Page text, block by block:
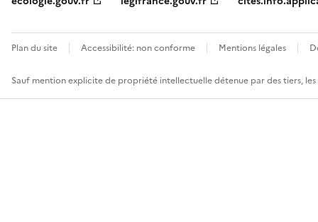
Plan du site Accessibilité: non conforme Mentions légales
Sauf mention explicite de propriété intellectuelle détenue par des tiers,